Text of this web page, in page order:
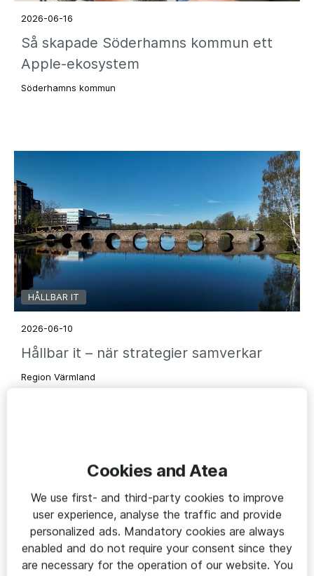
2026-06-16
Så skapade Söderhamns kommun ett
Apple-ekosystem
Söderhamns kommun
HÅLLBAR IT
2026-06-10
Hållbar it – när strategier samverkar
Region Värmland
Cookies and Atea
We use first- and third-party cookies to improve
user experience, analyse the traffic and provide
personalized ads. Mandatory cookies are always
enabled and do not require your consent since they
are necessary for the operation of our website. You